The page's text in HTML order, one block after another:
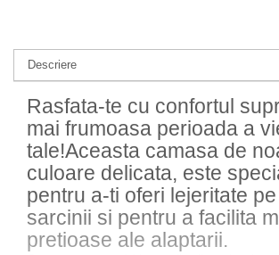
Descriere
Rasfata-te cu confortul
mai frumoasa perioada a
tale!Aceasta camasa de
culoare delicata, este
pentru a-ti oferi lejeritate
sarcinii si pentru a facilita
pretioase ale alaptarii.